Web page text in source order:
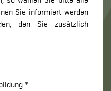
Sie informiert werden
den Sie zusätzlich
*